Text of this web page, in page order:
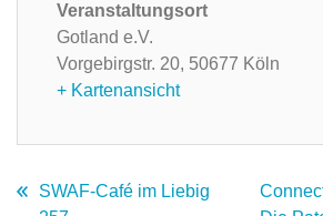
Veranstaltungsort
Gotland e.V.
Vorgebirgstr. 20, 50677 Köln
+ Kartenansicht
SWAF-Café im Liebig